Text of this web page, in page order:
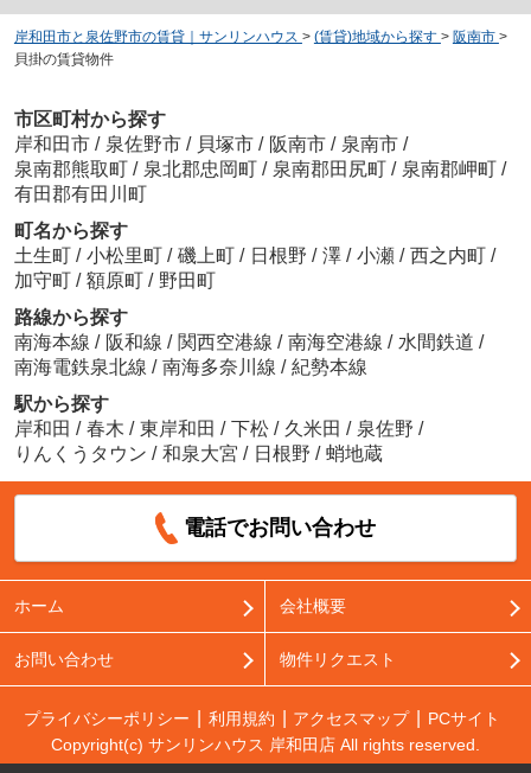
岸和田市と泉佐野市の賃貸｜サンリンハウス > (賃貸)地域から探す > 阪南市 >
貝掛の賃貸物件
市区町村から探す
岸和田市 / 泉佐野市 / 貝塚市 / 阪南市 / 泉南市 /
泉南郡熊取町 / 泉北郡忠岡町 / 泉南郡田尻町 / 泉南郡岬町 /
有田郡有田川町
町名から探す
土生町 / 小松里町 / 磯上町 / 日根野 / 澤 / 小瀬 / 西之内町 /
加守町 / 額原町 / 野田町
路線から探す
南海本線 / 阪和線 / 関西空港線 / 南海空港線 / 水間鉄道 /
南海電鉄泉北線 / 南海多奈川線 / 紀勢本線
駅から探す
岸和田 / 春木 / 東岸和田 / 下松 / 久米田 / 泉佐野 /
りんくうタウン / 和泉大宮 / 日根野 / 蛸地蔵
電話でお問い合わせ
ホーム 会社概要
お問い合わせ 物件リクエスト
プライバシーポリシー 利用規約 アクセスマップ
PCサイト
Copyright(c) サンリンハウス 岸和田店 All rights reserved.